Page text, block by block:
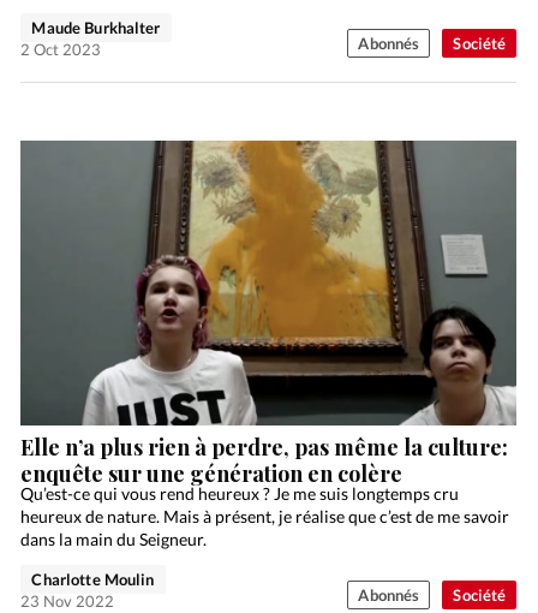
Société
Maude Burkhalter
2 Oct 2023
Abonnés
Société
Elle n’a plus rien à perdre, pas même la culture:
enquête sur une génération en colère
Qu’est-ce qui vous rend heureux ? Je me suis longtemps cru
heureux de nature. Mais à présent, je réalise que c’est de me savoir
dans la main du Seigneur.
Charlotte Moulin
23 Nov 2022
Abonnés